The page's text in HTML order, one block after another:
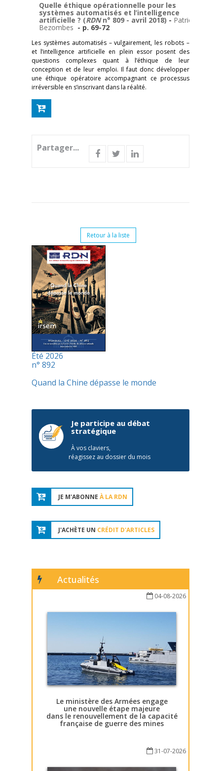
Quelle éthique opérationnelle pour les
systèmes automatisés et l’intelligence
artificielle ? (RDNn° 809 - avril 2018) - Patrick
Bezombes - p. 69-72
Les systèmes automatisés – vulgairement, les robots –
et l’intelligence artificielle en plein essor posent des
questions complexes quant à l’éthique de leur
conception et de leur emploi. Il faut donc développer
une éthique opératoire accompagnant ce processus
irréversible en s’inscrivant dans la réalité.
Partager...
Retour à la liste
Été 2026
n° 892
Quand la Chine dépasse le monde
Je participe au débat
stratégique
À vos claviers,
réagissez au dossier du mois
JE M'ABONNE À LA RDN
J'ACHÈTE UN CRÉDIT D'ARTICLES
Actualités
04-08-2026
Le ministère des Armées engage
une nouvelle étape majeure
dans le renouvellement de la capacité
française de guerre des mines
31-07-2026